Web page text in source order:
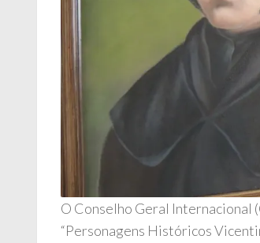
O Conselho Geral Internacional
“Personagens Históricos